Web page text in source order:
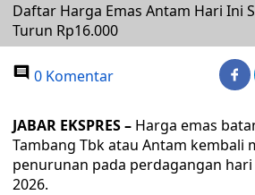
Daftar Harga Emas Antam Hari Ini
Turun Rp16.000
0 Komentar
JABAR EKSPRES – Harga emas
Tambang Tbk atau Antam kembali
penurunan pada perdagangan hari
2026.